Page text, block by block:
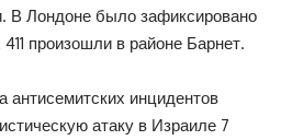
В Лондоне было зафиксировано
произошли в районе Барнет.
антисемитских инцидентов
атаку в Израиле 7